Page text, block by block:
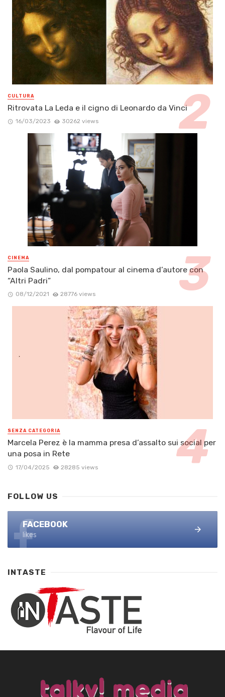
CULTURA
Ritrovata La Leda e il cigno di Leonardo da Vinci
16/03/2023 30262 views
CINEMA
Paola Saulino, dal pompatour al cinema d’autore con
“Altri Padri”
08/12/2021 28776 views
SENZA CATEGORIA
Marcela Perez è la mamma presa d’assalto sui social per
una posa in Rete
17/04/2025 28285 views
FOLLOW US
FACEBOOK
likes
INTASTE